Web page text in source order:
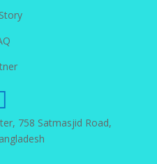
758 Satmasjid Road,